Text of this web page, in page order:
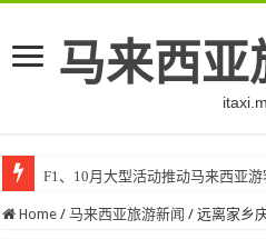
马来西亚
F1、10月大型活动推动马来西亚
Home / 马来西亚旅游新闻 / 远离家乡